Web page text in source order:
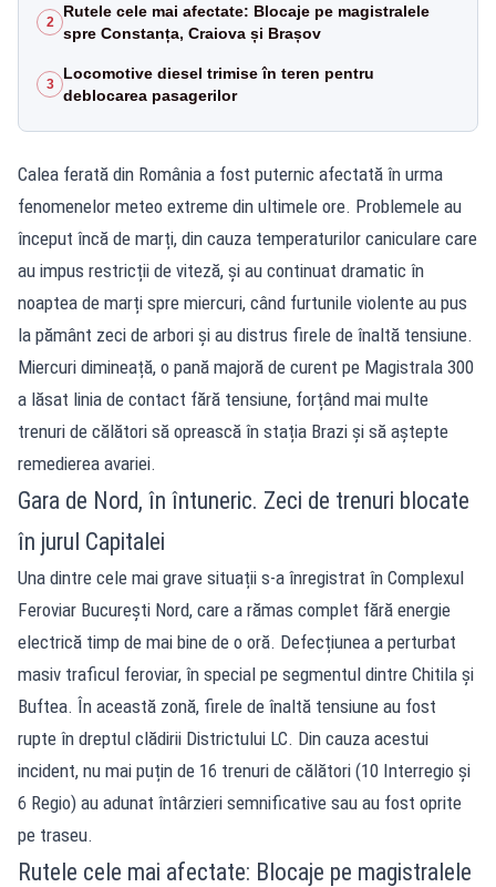
2
Rutele cele mai afectate: Blocaje pe magistralele
spre Constanța, Craiova și Brașov
3
Locomotive diesel trimise în teren pentru
deblocarea pasagerilor
Calea ferată din România a fost puternic afectată în urma
fenomenelor meteo extreme din ultimele ore. Problemele au
început încă de marți, din cauza temperaturilor caniculare care
au impus restricții de viteză, și au continuat dramatic în
noaptea de marți spre miercuri, când furtunile violente au pus
la pământ zeci de arbori și au distrus firele de înaltă tensiune.
Miercuri dimineață, o pană majoră de curent pe Magistrala 300
a lăsat linia de contact fără tensiune, forțând mai multe
trenuri de călători să oprească în stația Brazi și să aștepte
remedierea avariei.
Gara de Nord, în întuneric. Zeci de trenuri blocate
în jurul Capitalei
Una dintre cele mai grave situații s-a înregistrat în Complexul
Feroviar București Nord, care a rămas complet fără energie
electrică timp de mai bine de o oră. Defecțiunea a perturbat
masiv traficul feroviar, în special pe segmentul dintre Chitila și
Buftea. În această zonă, firele de înaltă tensiune au fost
rupte în dreptul clădirii Districtului LC. Din cauza acestui
incident, nu mai puțin de 16 trenuri de călători (10 Interregio și
6 Regio) au adunat întârzieri semnificative sau au fost oprite
pe traseu.
Rutele cele mai afectate: Blocaje pe magistralele